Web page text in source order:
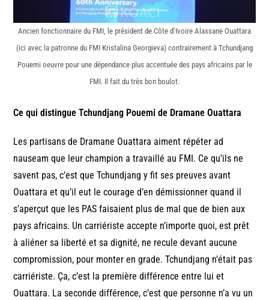
Ancien fonctionnaire du FMI, le président de Côte d’Ivoire Alassane Ouattara
(ici avec la patronne du FMI Kristalina Georgieva) contrairement à Tchundjang
Pouemi oeuvre pour une dépendance plus accentuée des pays africains par le
FMI. Il fait du très bon boulot.
Ce qui distingue Tchundjang Pouemi de Dramane Ouattara
Les partisans de Dramane Ouattara aiment répéter ad
nauseam que leur champion a travaillé au FMI. Ce qu’ils ne
savent pas, c’est que Tchundjang y fit ses preuves avant
Ouattara et qu’il eut le courage d’en démissionner quand il
s’aperçut que les PAS faisaient plus de mal que de bien aux
pays africains. Un carriériste accepte n’importe quoi, est prêt
à aliéner sa liberté et sa dignité, ne recule devant aucune
compromission, pour monter en grade. Tchundjang n’était pas
carriériste. Ça, c’est la première différence entre lui et
Ouattara. La seconde différence, c’est que personne n’a vu un